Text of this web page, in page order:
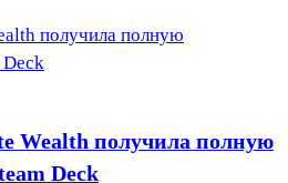
получила полную
Deck
Wealth получила полную
Deck